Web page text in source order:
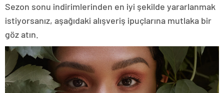
Sezon sonu indirimlerinden en iyi şekilde yararlanmak
istiyorsanız, aşağıdaki alışveriş ipuçlarına mutlaka bir
göz atın.